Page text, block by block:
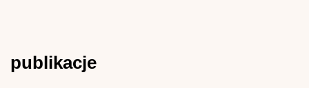
publikacje